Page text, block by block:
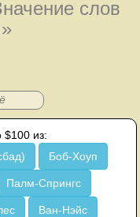
слов
»
$100 из:
Боб-Хоуп
Палм-Спрингс
Ван-Нэйс